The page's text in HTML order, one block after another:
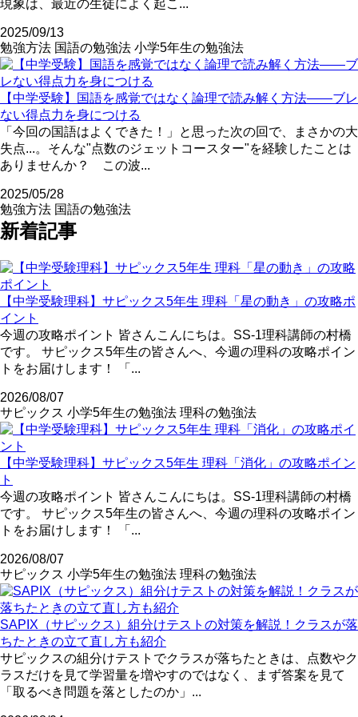
現象は、最近の生徒によく起こ...
2025/09/13
勉強方法 国語の勉強法 小学5年生の勉強法
【中学受験】国語を感覚ではなく論理で読み解く方法――ブレ
ない得点力を身につける
「今回の国語はよくできた！」と思った次の回で、まさかの大
失点...。そんな"点数のジェットコースター"を経験したことは
ありませんか？ この波...
2025/05/28
勉強方法 国語の勉強法
新着記事
【中学受験理科】サピックス5年生 理科「星の動き」の攻略ポ
イント
今週の攻略ポイント 皆さんこんにちは。SS-1理科講師の村橋
です。 サピックス5年生の皆さんへ、今週の理科の攻略ポイン
トをお届けします！ 「...
2026/08/07
サピックス 小学5年生の勉強法 理科の勉強法
【中学受験理科】サピックス5年生 理科「消化」の攻略ポイン
ト
今週の攻略ポイント 皆さんこんにちは。SS-1理科講師の村橋
です。 サピックス5年生の皆さんへ、今週の理科の攻略ポイン
トをお届けします！ 「...
2026/08/07
サピックス 小学5年生の勉強法 理科の勉強法
SAPIX（サピックス）組分けテストの対策を解説！クラスが落
ちたときの立て直し方も紹介
サピックスの組分けテストでクラスが落ちたときは、点数やク
ラスだけを見て学習量を増やすのではなく、まず答案を見て
「取るべき問題を落としたのか」...